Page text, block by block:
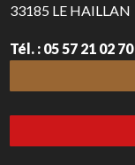
33185 LE HAILLAN
Tél. : 05 57 21 02 70